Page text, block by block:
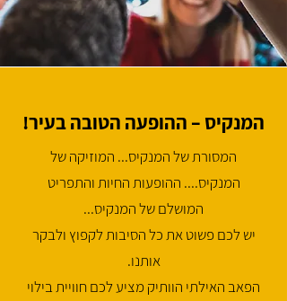
המנקיס – ההופעה הטובה בעיר!
המסורת של המנקיס... המוזיקה של
המנקיס.... ההופעות החיות והתפריט
המושלם של המנקיס...
יש לכם פשוט את כל הסיבות לקפוץ ולבקר
אותנו.
הפאב האילתי הוותיק מציע לכם חוויית בילוי